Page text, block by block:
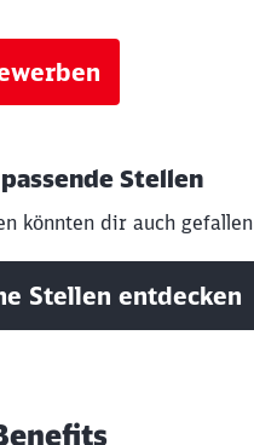
Stellen
könnten dir auch gefallen
Stellen entdecken